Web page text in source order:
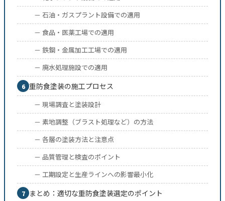
－ 石油・ガスプラント設備での適用
－ 食品・医薬工場での適用
－ 鉄鋼・金属加工工場での適用
－ 廃水処理施設での適用
6 重防食塗装の施工プロセス
－ 現場調査と塗装設計
－ 素地調整（ブラスト処理など）の方法
－ 各層の塗装方法と注意点
－ 品質管理と検査のポイント
－ 工期設定と生産ラインへの影響最小化
7 まとめ：適切な重防食塗装選定のポイント